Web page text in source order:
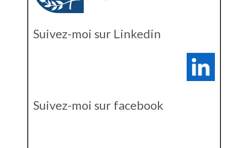
Suivez-moi sur Linkedin
Suivez-moi sur facebook